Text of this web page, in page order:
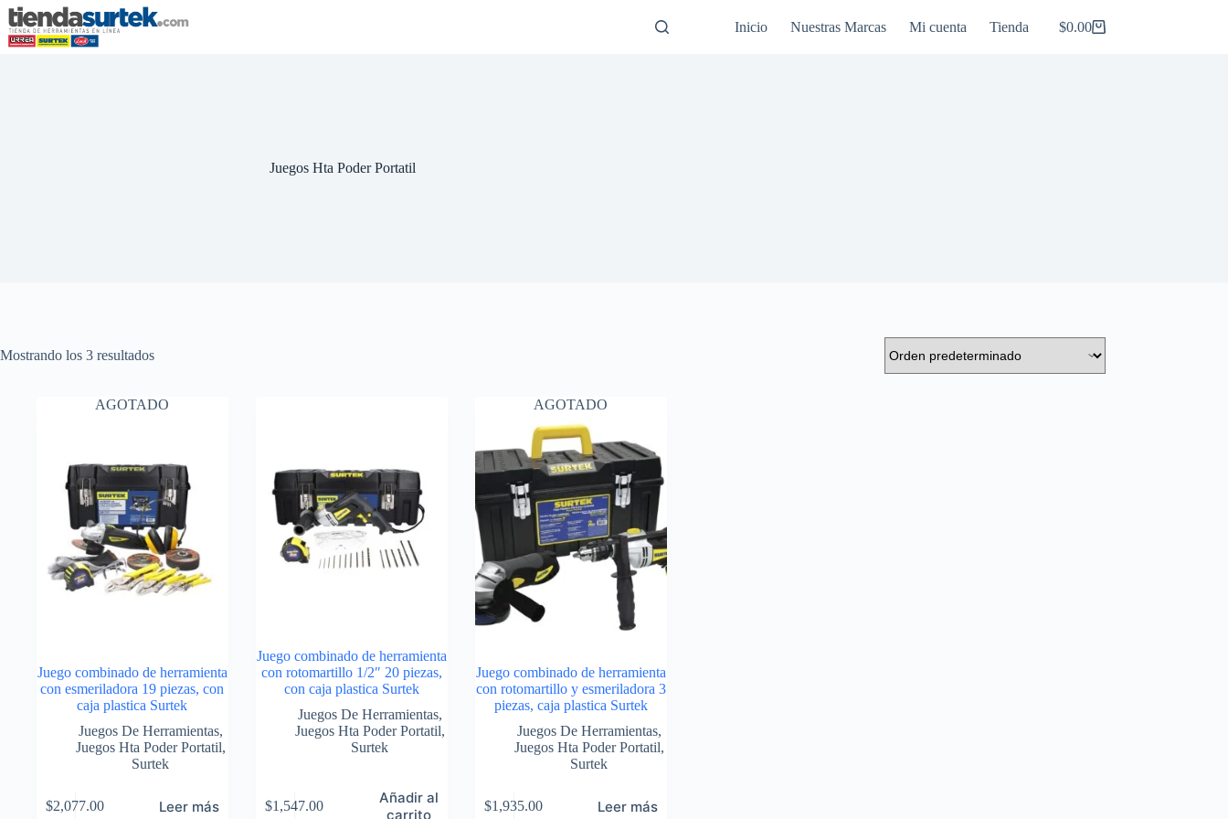
Saltar
al
contenido
Inicio Nuestras Marcas Mi cuenta Tienda
Carro
$0.00
Juegos Hta Poder Portatil
Mostrando los 3 resultados
AGOTADO
Juego combinado de herramienta
con esmeriladora 19 piezas, con
caja plastica Surtek
Juegos De Herramientas,
Juegos Hta Poder Portatil,
Surtek
$2,077.00 Leer más
Juego combinado de herramienta
con rotomartillo 1/2″ 20 piezas,
con caja plastica Surtek
Juegos De Herramientas,
Juegos Hta Poder Portatil,
Surtek
$1,547.00
Añadir al
carrito
AGOTADO
Juego combinado de herramienta
con rotomartillo y esmeriladora 3
piezas, caja plastica Surtek
Juegos De Herramientas,
Juegos Hta Poder Portatil,
Surtek
$1,935.00 Leer más